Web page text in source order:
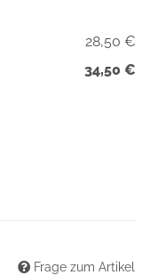
28,50 €
34,50 €
Frage zum Artikel